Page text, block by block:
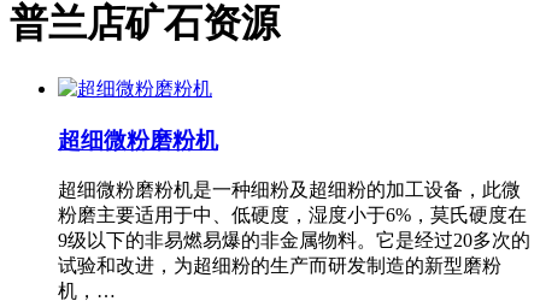
普兰店矿石资源
超细微粉磨粉机
超细微粉磨粉机是一种细粉及超细粉的加工设备，此微
粉磨主要适用于中、低硬度，湿度小于6%，莫氏硬度在
9级以下的非易燃易爆的非金属物料。它是经过20多次的
试验和改进，为超细粉的生产而研发制造的新型磨粉
机，…